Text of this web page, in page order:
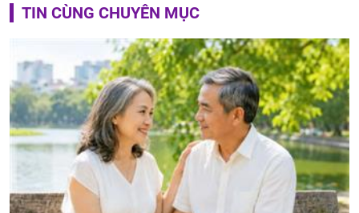
TIN CÙNG CHUYÊN MỤC